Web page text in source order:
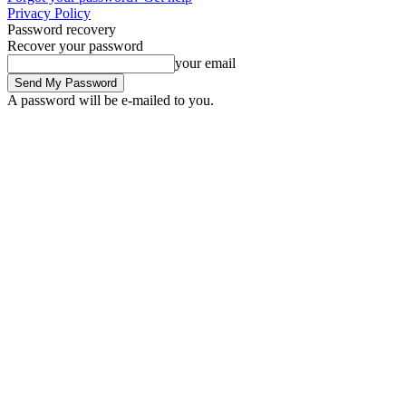
Privacy Policy
Password recovery
Recover your password
your email
A password will be e-mailed to you.